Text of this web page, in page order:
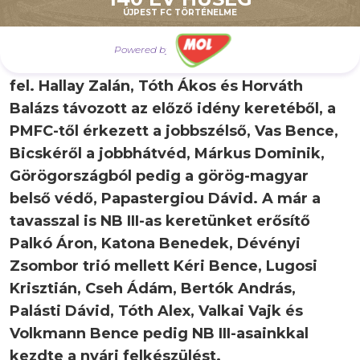
ÚJPEST FC TÖRTÉNELME
Powered by
változásokról is, hiszen akadt néhány
távozónk, néhány új igazolásunk és számos
olyan fiatal, aki az utánpótlásunkból került
fel. Hallay Zalán, Tóth Ákos és Horváth
Balázs távozott az előző idény keretéből, a
PMFC-től érkezett a jobbszélső, Vas Bence,
Bicskéről a jobbhátvéd, Márkus Dominik,
Görögországból pedig a görög-magyar
belső védő, Papastergiou Dávid. A már a
tavasszal is NB III-as keretünket erősítő
Palkó Áron, Katona Benedek, Dévényi
Zsombor trió mellett Kéri Bence, Lugosi
Krisztián, Cseh Ádám, Bertók András,
Palásti Dávid, Tóth Alex, Valkai Vajk és
Volkmann Bence pedig NB III-asainkkal
kezdte a nyári felkészülést.